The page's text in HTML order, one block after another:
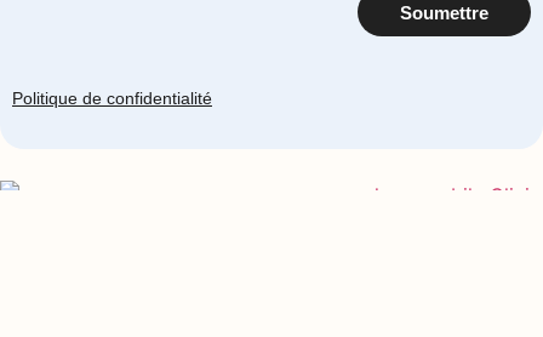
Soumettre
Politique de confidentialité